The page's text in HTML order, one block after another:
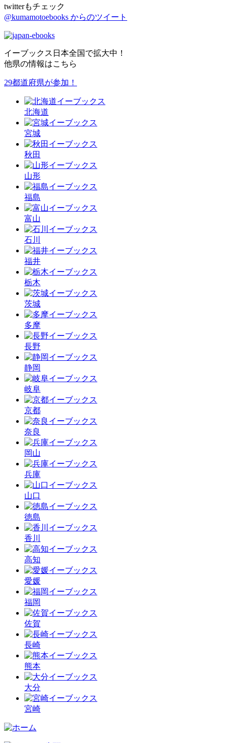
twitterもチェック
@kumamotoebooks からのツイート
イーブックス日本全国で拡大中！
他県の情報はこちら
29都道府県が参加！
北海道
宮城
秋田
山形
福島
富山
石川
福井
栃木
茨城
多摩
長野
静岡
岐阜
京都
奈良
岡山
兵庫
山口
徳島
香川
高知
愛媛
福岡
佐賀
長崎
熊本
大分
宮崎